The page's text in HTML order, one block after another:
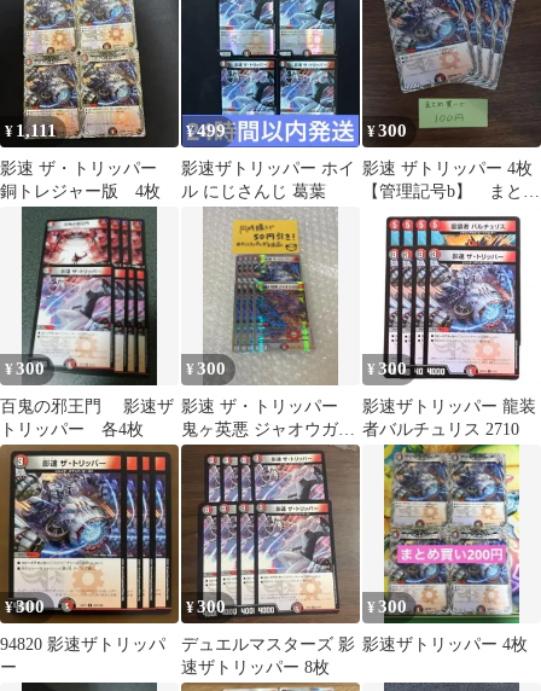
¥ 1,111
影速 ザ・トリッパー
銅トレジャー版 4枚
¥499
影速ザトリッパー ホイ
ル にじさんじ 葛葉
¥300
影速 ザトリッパー 4枚
【管理記号b】 まとめ
買いで200円引き
¥300
百鬼の邪王門 影速ザ
トリッパー 各4枚
¥300
影速 ザ・トリッパー
鬼ヶ英悪 ジャオウガ
OG 銀枠 各4枚 ②
¥ 300
影速ザトリッパー 龍装
者バルチュリス 2710
¥300
94820 影速ザトリッパ
ー
¥300
デュエルマスターズ 影
速ザトリッパー 8枚
¥300
影速ザトリッパー 4枚